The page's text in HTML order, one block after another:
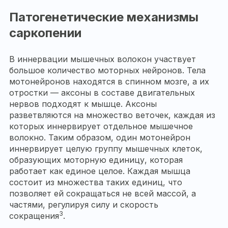
Патогенетические механизмы
саркопении
В иннервации мышечных волокон участвует
большое количество моторных нейронов. Тела
мотонейронов находятся в спинном мозге, а их
отростки — аксоны в составе двигательных
нервов подходят к мышце. Аксоны
разветвляются на множество веточек, каждая из
которых иннервирует отдельное мышечное
волокно. Таким образом, один мотонейрон
иннервирует целую группу мышечных клеток,
образующих моторную единицу, которая
работает как единое целое. Каждая мышца
состоит из множества таких единиц, что
позволяет ей сокращаться не всей массой, а
частями, регулируя силу и скорость
сокращения3.